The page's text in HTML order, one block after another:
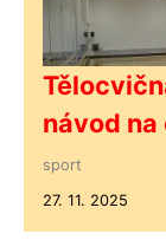
návod
sport
27. 11. 2025